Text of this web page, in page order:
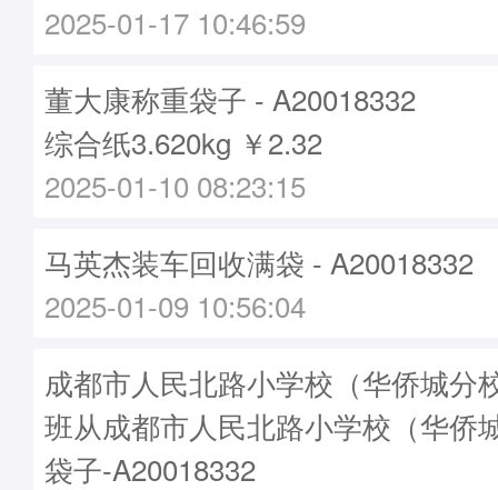
2025-01-17 10:46:59
董大康称重袋子 - A20018332
综合纸3.620kg ￥2.32
2025-01-10 08:23:15
马英杰装车回收满袋 - A20018332
2025-01-09 10:56:04
成都市人民北路小学校（华侨城分
班从成都市人民北路小学校（华侨
袋子-A20018332